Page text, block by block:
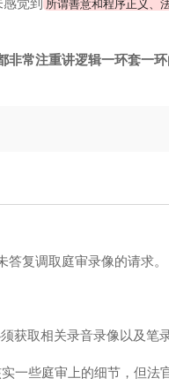
所谓善意和程序正义、
常注重讲逻辑一环套一
复调取庭审录像的请求。
取相关录音录像以及笔
一些庭审上的细节，但法